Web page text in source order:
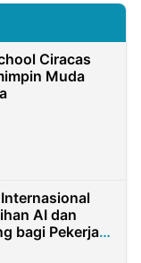
Ciracas
Muda
AI dan
bagi Pekerja
Taiwan